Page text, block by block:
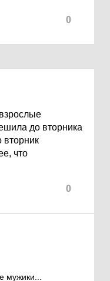
0
до вторника
вторник
что
0
мужики...